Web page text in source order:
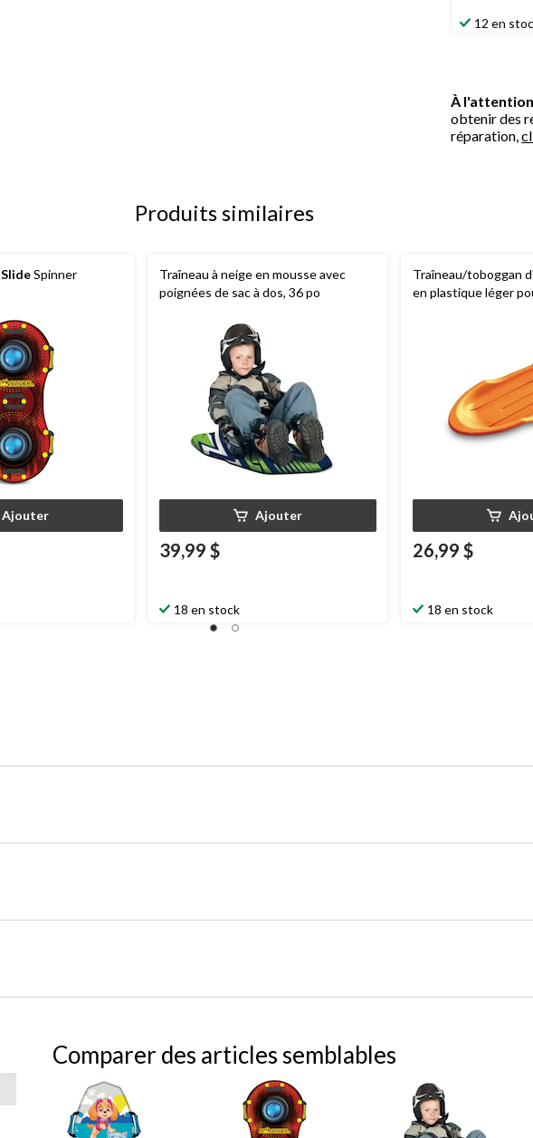
12 en
À
obtenir des
réparation,
Produits similaires
SlideSpinner
Ajouter
Traîneau à neige en mousse avec
poignées de sac à dos, 36 po
Ajouter
39,99 $
18 en stock
Traîneau/toboggan
en plastique léger
26,99 $
18 en stock
Comparer des articles semblables